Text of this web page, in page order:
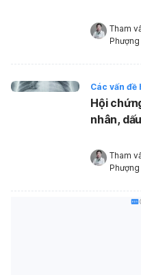
Tham
Phượng
Các vấn đề
Hội
nhân,
Tham
Phượng